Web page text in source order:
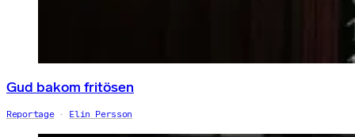
Gud bakom fritösen
Reportage Elin Persson